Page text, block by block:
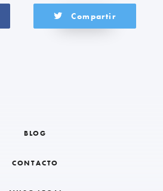
Compartir
BLOG
CONTACTO